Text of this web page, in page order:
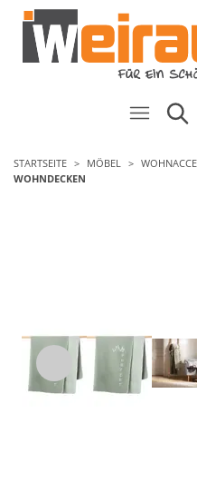
STARTSEITE MÖBEL
WOHNDECKEN